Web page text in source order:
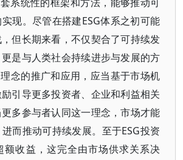
现。尽管在搭建ESG体系之初可能
但长期来看，不仅契合了可持续发
是与人类社会持续进步与发展的方
念的推广和应用，应当基于市场机
引导更多投资者、企业和利益相关
多参与者认同这一理念，市场才能
而推动可持续发展。至于ESG投资
额收益，这完全由市场供求关系决